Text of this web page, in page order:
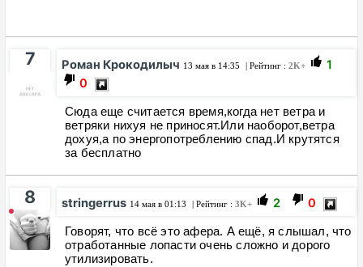
7 Роман Крокодилыч 13 мая в 14:35 | Рейтинг : 2K+
1
0
Сюда еще считается время,когда нет ветра и
ветряки нихуя не приносят.Или наоборот,ветра
дохуя,а по энергопотреблению спад.И крутятся
за бесплатно
8 stringerrus 14 мая в 01:13 | Рейтинг : 3K+ 2 0
Говорят, что всё это афера. А ещё, я слышал, что
отработанные лопасти очень сложно и дорого
утилизировать.